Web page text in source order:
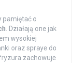
pamiętać o
. Działają one jak
wysokiej
oraz spraye do
zachowuje